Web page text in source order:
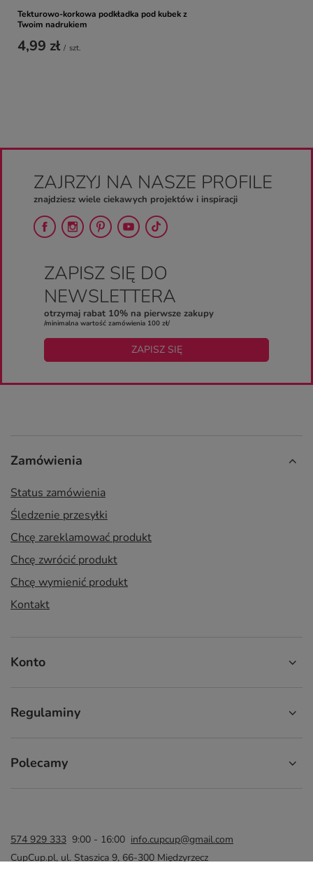
Tekturowo-korkowa podkładka pod kubek z
Twoim nadrukiem
4,99 zł / szt.
ZAJRZYJ NA NASZE PROFILE
znajdziesz wiele ciekawych projektów i inspiracji
ZAPISZ SIĘ DO
NEWSLETTERA
otrzymaj rabat 10% na pierwsze zakupy
/minimalna wartość zamówienia 100 zł/
ZAPISZ SIĘ
Zamówienia
Status zamówienia
Śledzenie przesyłki
Chcę zareklamować produkt
Chcę zwrócić produkt
Chcę wymienić produkt
Kontakt
Konto
Regulaminy
Polecamy
574 929 333 9:00 - 16:00 info.cupcup@gmail.com
CupCup.pl, ul. Staszica 9, 66-300 Międzyrzecz